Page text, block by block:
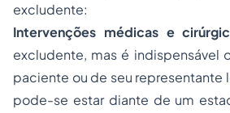
excludente:
Intervenções médicas e
excludente, mas é indispensável
paciente ou de seu representante
pode-se estar diante de um